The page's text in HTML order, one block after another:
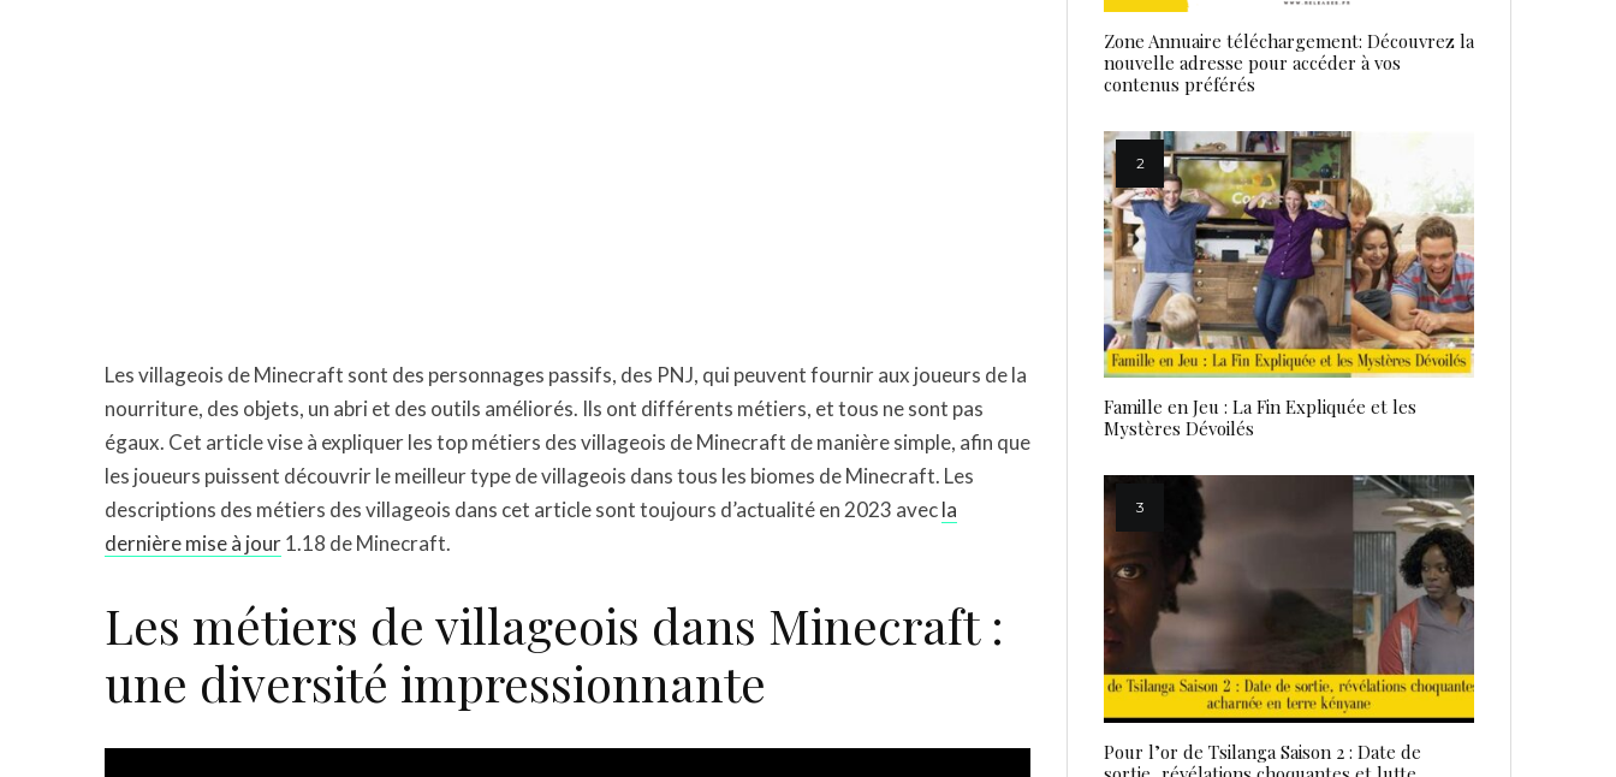
Les villageois de Minecraft sont des personnages passifs, des PNJ, qui peuvent fournir aux joueurs de la
nourriture, des objets, un abri et des outils améliorés. Ils ont différents métiers, et tous ne sont pas
égaux. Cet article vise à expliquer les top métiers des villageois de Minecraft de manière simple, afin que
les joueurs puissent découvrir le meilleur type de villageois dans tous les biomes de Minecraft. Les
descriptions des métiers des villageois dans cet article sont toujours d’actualité en 2023 avecla
dernière mise à jour1.18 de Minecraft.
Les métiers de villageois dans Minecraft :
une diversité impressionnante
Zone Annuaire téléchargement: Découvrez la
nouvelle adresse pour accéder à vos
contenus préférés
Famille en Jeu : La Fin Expliquée et les
Mystères Dévoilés
Pour l’or de Tsilanga Saison 2 : Date de